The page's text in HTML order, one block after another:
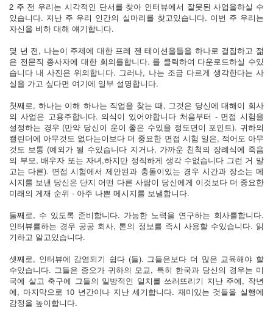
2 주 전 우리는 시각적인 단서를 찾아 인터뷰에서 잘못된 사업을하실 수
있습니다. 지난 주 우리 인간의 실마리를 찾고있습니다. 이번 주 우리는
자신을 비하 대해 얘기합니다.
몇 년 전, 나는이 주제에 대한 프레 젠 테이션을들을 하나로 결집하고 젊
은 전문직 종사자에 대한 회의를합니다. 를 클릭하여 다운로드하실 수있
습니다 내 사진은 위의합니다. 그러나, 나는 조금 다르게 생각한다는 사
실을 가고 싶다면 여기에 일부 설명합니다.
첫째로, 하나는 이해 하나는 직업을 찾는 때, 그것은 당신에 대해이 회사
의 사업은 고용주합니다. 의식이 있어야합니다 처음부터 - 면접 시험을
설정하는 경우 (만약 당신이 운이 좋은 수있을 정도면이 포인트). 귀하의
캘린더에 아무것도 없다는이보다 더 중요한 면접 시험 일은, 적어도 아무
것도 보통 (예외가 될 수있습니다 지거나, 가까운 친척의 장례식에 죽음
의 부모, 배우자 또는 자녀,하지만 정직하게 생각 수없습니다 그런 거 말
고는 다른). 면접 시험에서 제안된과 충돌이있는 경우 시간과 장소는 메
시지를 보낸 당신은 단지 어떤 다른 사람이 당신에게 이것보다 더 중요한
미래의 게재 순위 - 아주 나쁜 메시지를 보낼합니다.
둘째로, 수 있도록 준비합니다. 가능한 노력을 연구하는 회사를합니다.
인터뷰를하는 경우 공공 회사, 톤의 정보를 즉시 사용할 수있습니다. 읽
기하고 알고있습니다.
셋째로, 인터뷰에 감염되기 쉽다 (들). 그들은보다 더 많은 교육해야 할
수있습니다. 그들은 증오가 귀하의 모교, 특히 한국과 당신의 경우는 미
국에 살고 축구에 그들의 일방적인 일치를 쓰러뜨리기 지난 주에, 작년
에, 마지막으로 10 년간이나 지난 세기합니다. 재미있는 것들을 실행에
감정을 높이합니다.